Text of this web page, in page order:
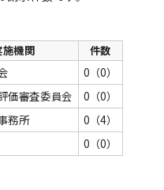
施機関
件数
0（0）
価審査委員会
0（0）
務所
0（4）
0（0）